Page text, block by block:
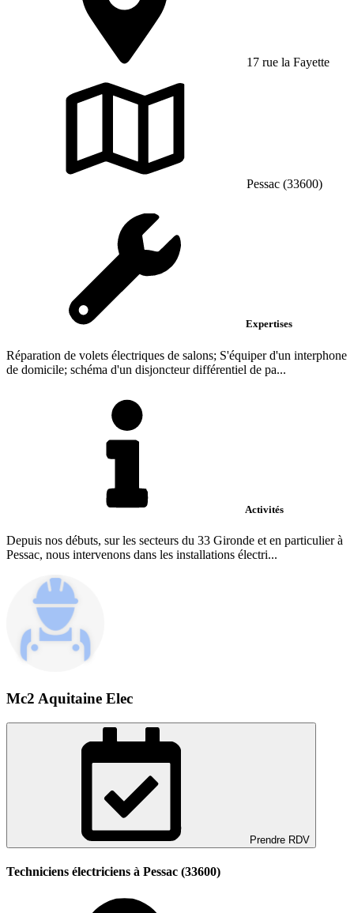
17 rue la Fayette
Pessac (33600)
Expertises
Réparation de volets électriques de salons; S'équiper d'un interphone
de domicile; schéma d'un disjoncteur différentiel de pa...
Activités
Depuis nos débuts, sur les secteurs du 33 Gironde et en particulier à
Pessac, nous intervenons dans les installations électri...
Mc2 Aquitaine Elec
Prendre RDV
Techniciens électriciens à Pessac (33600)